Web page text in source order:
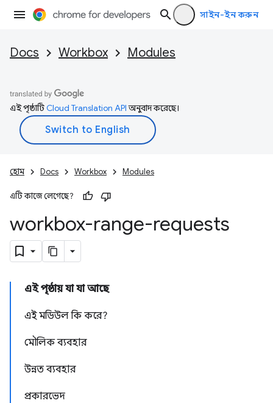
সাইন-ইন করুন
Docs Workbox Modules
এই পৃষ্ঠাটিCloud Translation APIঅনুবাদ করেছে।
হোম Docs Workbox Modules
এটি কাজে লেগেছে?
workbox-range-requests
এই পৃষ্ঠায় যা যা আছে
এই মডিউল কি করে?
মৌলিক ব্যবহার
উন্নত ব্যবহার
প্রকারভেদ